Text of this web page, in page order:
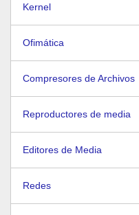
Kernel
Ofimática
Compresores de Archivos
Reproductores de media
Editores de Media
Redes